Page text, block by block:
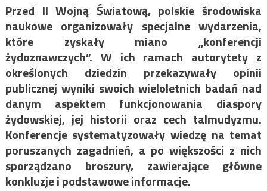
Przed II Wojną Światową, polskie środowiska
naukowe organizowały specjalne wydarzenia,
które zyskały miano „konferencji
żydoznawczych”. W ich ramach autorytety z
określonych dziedzin przekazywały opinii
publicznej wyniki swoich wieloletnich badań nad
danym aspektem funkcjonowania diaspory
żydowskiej, jej historii oraz cech talmudyzmu.
Konferencje systematyzowały wiedzę na temat
poruszanych zagadnień, a po większości z nich
sporządzano broszury, zawierające główne
konkluzje i podstawowe informacje.